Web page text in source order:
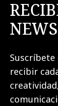
recibir